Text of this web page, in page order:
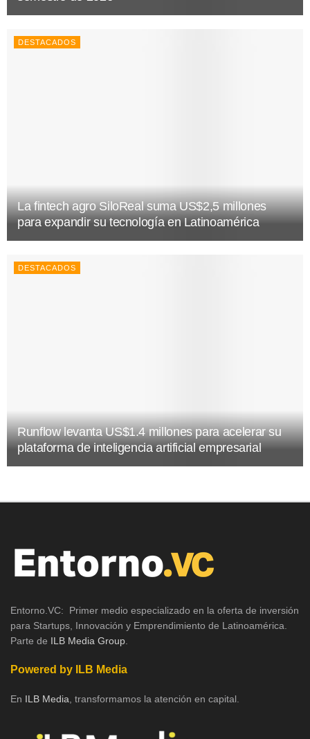
DESTACADOS
La fintech agro SiloReal suma US$2,5 millones
para expandir su tecnología en Latinoamérica
DESTACADOS
Runflow levanta US$1.4 millones para acelerar su
plataforma de inteligencia artificial empresarial
Entorno.VC: Primer medio especializado en la oferta de inversión
para Startups, Innovación y Emprendimiento de Latinoamérica.
Parte de ILB Media Group
Powered by ILB Media
En ILB Media , transformamos la atención en capital.